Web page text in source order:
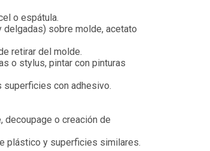
o espátula.
delgadas) sobre molde, acetato
retirar del molde.
o stylus, pintar con pinturas
superficies con adhesivo.
decoupage o creación de
plástico y superficies similares.